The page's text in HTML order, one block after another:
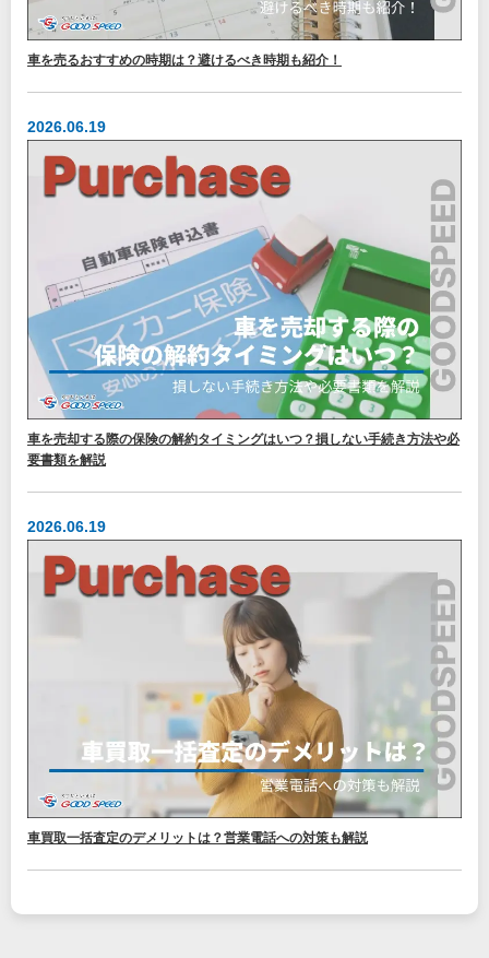
車を売るおすすめの時期は？避けるべき時期も紹介！
2026.06.19
車を売却する際の保険の解約タイミングはいつ？損しない手続き方法や必
要書類を解説
2026.06.19
車買取一括査定のデメリットは？営業電話への対策も解説